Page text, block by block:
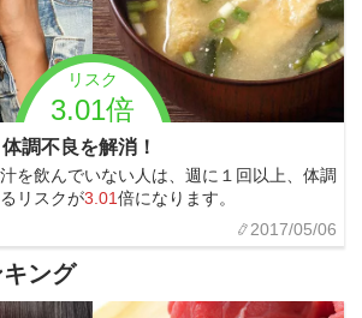
リスク
3.01倍
調不良を解消！
を飲んでいない人は、週に１回以上、体調
リスクが3.01倍になります。
2017/05/06
ング